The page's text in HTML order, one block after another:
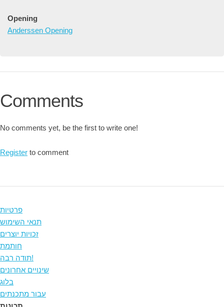
Opening
Anderssen Opening
Comments
No comments yet, be the first to write one!
Register to comment
פרטיות
תנאי השימוש
זכויות יוצרים
חותמת
תודה רבה!
שינויים אחרונים
בלוג
עבור מתכנתים